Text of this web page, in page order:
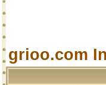
grioo.com